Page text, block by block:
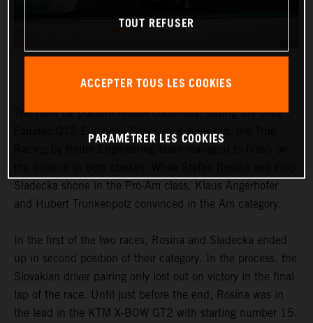
The hunt for podium results continues: during the third
Fanatec GT2 European Series race weekend, the True
Sladecka shone in the Pro-Am class, Klaus Angerhofer
and Hubert Trunkenpolz convinced in the Am category.
In the first of the two races, Rosina and Sladecka ended
up in second position of their category. In the process, the
Slovakian driver pairing only lost out on victory in the final
lap of the race. Until just before the end, Rosina was in
the lead in the KTM X-BOW GT2 with starting number 15.
TOUT REFUSER
ACCEPTER TOUS LES COOKIES
PARAMÉTRER LES COOKIES